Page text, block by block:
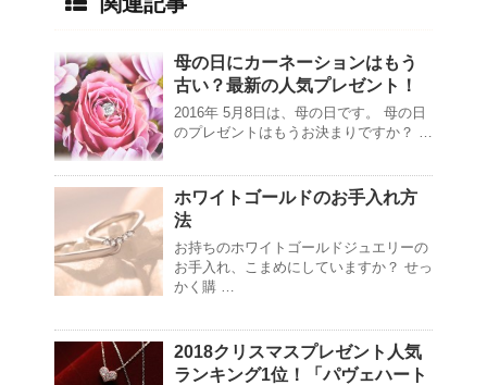
母の日にカーネーションはもう
古い？最新の人気プレゼント！
2016年 5月8日は、母の日です。 母の日
のプレゼントはもうお決まりですか？ …
ホワイトゴールドのお手入れ方
法
お持ちのホワイトゴールドジュエリーの
お手入れ、こまめにしていますか？ せっ
かく購 …
2018クリスマスプレゼント人気
ランキング1位！「パヴェハート